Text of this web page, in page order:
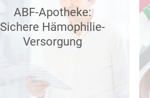
ABF-Apotheke:
Sichere Hämophilie-
Versorgung